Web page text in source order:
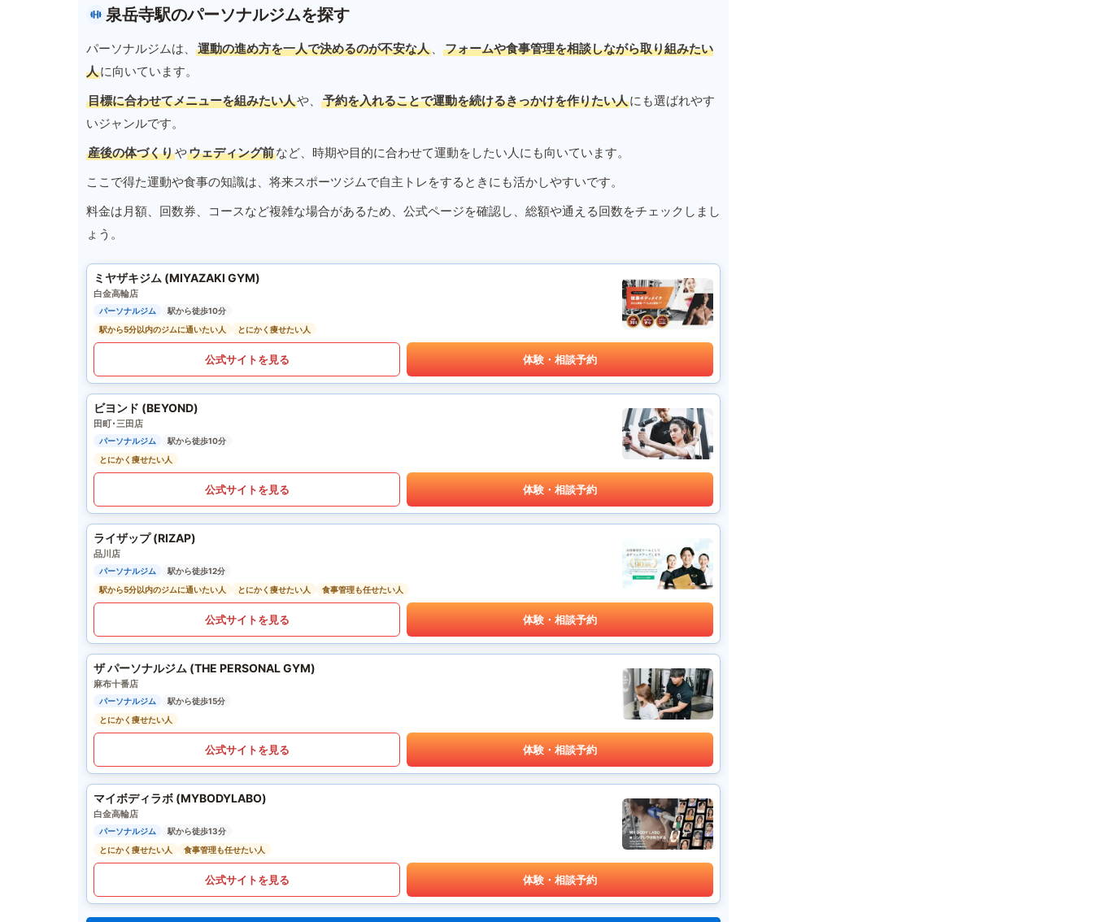
泉岳寺駅のパーソナルジムを探す
パーソナルジムは、 運動の進め方を一人で決めるのが不安な人 、
フォームや食事管理を相談しながら取り組みたい
人に向いています。
目標に合わせてメニューを組みたい人や、 予約を入れることで運動を続けるきっかけを作りたい人にも選ばれやす
いジャンルです。
産後の体づくりやウェディング前など、時期や目的に合わせて運動をしたい人にも向いています。
ここで得た運動や食事の知識は、将来スポーツジムで自主トレをするときにも活かしやすいです。
料金は月額、回数券、コースなど複雑な場合があるため、公式ページを確認し、総額や通える回数をチェックしまし
ょう。
ミヤザキジム (MIYAZAKI GYM)
白金高輪店
パーソナルジム
駅から徒歩10分
駅から5分以内のジムに通いたい人
とにかく痩せたい人
公式サイトを見る 体験・相談予約
ビヨンド (BEYOND)
田町･三田店
パーソナルジム
駅から徒歩10分
とにかく痩せたい人
公式サイトを見る 体験・相談予約
ライザップ (RIZAP)
品川店
パーソナルジム
駅から徒歩12分
駅から5分以内のジムに通いたい人
とにかく痩せたい人 食事管理も任せたい人
公式サイトを見る 体験・相談予約
ザ パーソナルジム (THE PERSONAL GYM)
麻布十番店
パーソナルジム
駅から徒歩15分
とにかく痩せたい人
公式サイトを見る 体験・相談予約
マイボディラボ (MYBODYLABO)
白金高輪店
パーソナルジム
駅から徒歩13分
とにかく痩せたい人
食事管理も任せたい人
公式サイトを見る 体験・相談予約